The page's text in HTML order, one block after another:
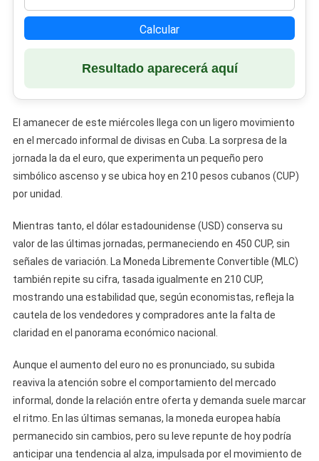
Calcular
Resultado aparecerá aquí
El amanecer de este miércoles llega con un ligero movimiento
en el mercado informal de divisas en Cuba. La sorpresa de la
jornada la da el euro, que experimenta un pequeño pero
simbólico ascenso y se ubica hoy en 210 pesos cubanos (CUP)
por unidad.
Mientras tanto, el dólar estadounidense (USD) conserva su
valor de las últimas jornadas, permaneciendo en 450 CUP, sin
señales de variación. La Moneda Libremente Convertible (MLC)
también repite su cifra, tasada igualmente en 210 CUP,
mostrando una estabilidad que, según economistas, refleja la
cautela de los vendedores y compradores ante la falta de
claridad en el panorama económico nacional.
Aunque el aumento del euro no es pronunciado, su subida
reaviva la atención sobre el comportamiento del mercado
informal, donde la relación entre oferta y demanda suele marcar
el ritmo. En las últimas semanas, la moneda europea había
permanecido sin cambios, pero su leve repunte de hoy podría
anticipar una tendencia al alza, impulsada por el movimiento de